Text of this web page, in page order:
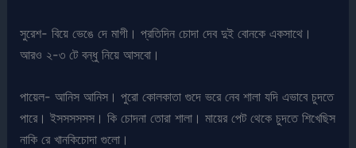
সুরেশ- বিয়ে ভেঙে দে মাগী। প্রতিদিন চোদা দেব দুই বোনকে একসাথে।
আরও ২-৩ টে বন্ধু নিয়ে আসবো।
পায়েল- আনিস আনিস। পুরো কোলকাতা গুদে ভরে নেব শালা যদি এভাবে চুদতে
পারে। ইসসসসসস। কি চোদনা তোরা শালা। মায়ের পেট থেকে চুদতে শিখেছিস
নাকি রে খানকিচোদা গুলো।